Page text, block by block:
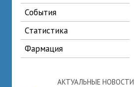
события
статистика
фармация
АКТУАЛЬНЫЕ НОВОСТИ